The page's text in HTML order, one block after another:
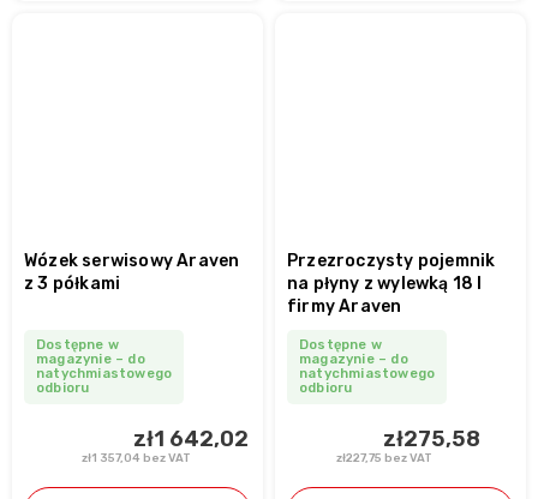
Wózek serwisowy Araven
z 3 półkami
Dostępne w
magazynie – do
natychmiastowego
odbioru
zł1 357,04 bez VAT
zł1 642,02
Przezroczysty pojemnik
na płyny z wylewką 18 l
firmy Araven
Dostępne w
magazynie – do
natychmiastowego
odbioru
zł227,75 bez VAT
zł275,58